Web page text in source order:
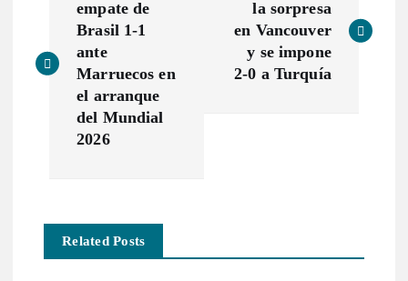
v
c
empate de
Brasil 1-1
ante
Marruecos en
el arranque
del Mundial
2026
la sorpresa
en Vancouver
y se impone
2-0 a Turquía
Related Posts